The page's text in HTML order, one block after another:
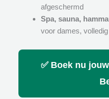
afgeschermd
Spa, sauna,
voor dames,
✅ Boek nu